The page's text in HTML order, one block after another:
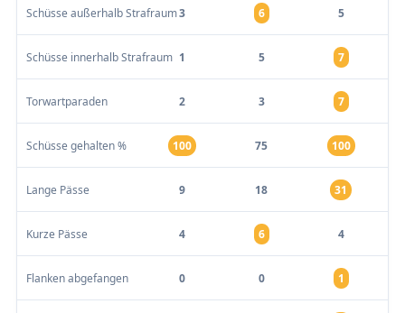
Schüsse außerhalb Strafraum3 6 5
Schüsse innerhalb Strafraum 1 5 7
Torwartparaden 2 3 7
Schüsse gehalten % 100 75 100
Lange Pässe 9 18 31
Kurze Pässe 4 6 4
Flanken abgefangen 0 0 1